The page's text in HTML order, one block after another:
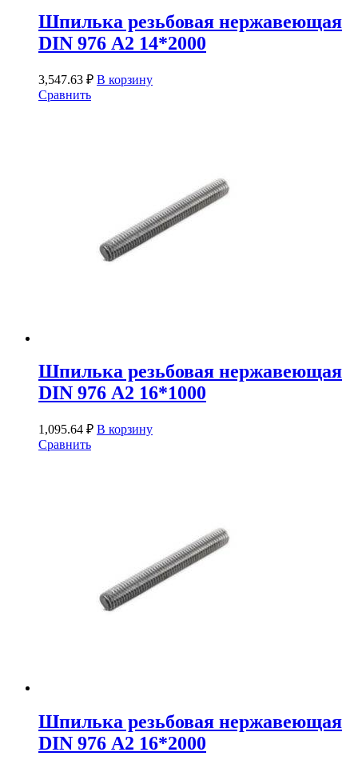
Шпилька резьбовая нержавеющая
DIN 976 А2 14*2000
3,547.63 ₽ В корзину
Сравнить
Шпилька резьбовая нержавеющая
DIN 976 А2 16*1000
1,095.64 ₽ В корзину
Сравнить
Шпилька резьбовая нержавеющая
DIN 976 А2 16*2000